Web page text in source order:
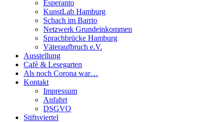
Esperanto
KunstLab Hamburg
Schach im Barrio
Netzwerk Grundeinkommen
Sprachbrücke Hamburg
Väteraufbruch e.V.
Ausstellung
Cafè & Lesegarten
Als noch Corona war…
Kontakt
Impressum
Anfahrt
DSGVO
Stiftsviertel